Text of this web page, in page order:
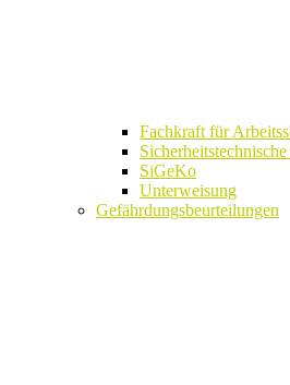
Fachkraft für
SiGeKo
Unterweisung
Gefährdungsbeurteilungen